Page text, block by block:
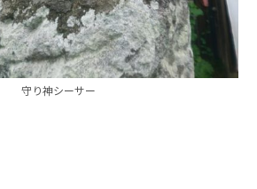
守り神シーサー